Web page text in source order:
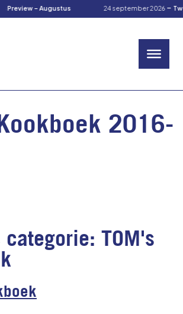
Preview – Augustus 24 september 2026-
2016-
TOM's